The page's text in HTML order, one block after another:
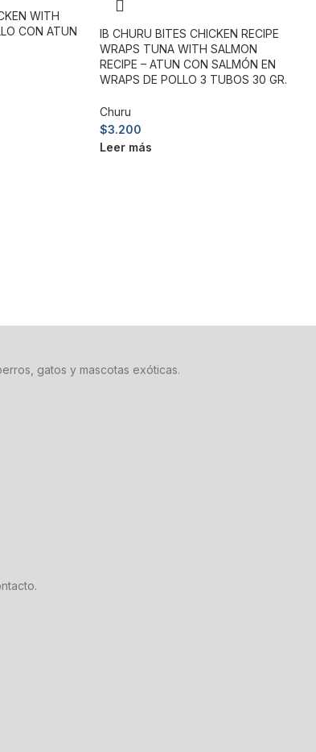
WITH
CON ATUN
IB CHURU BITES CHICKEN RECIPE
WRAPS TUNA WITH SALMON
RECIPE – ATUN CON SALMÓN EN
WRAPS DE POLLO 3 TUBOS 30 GR.
Churu
$3.200
Leer más
gatos y mascotas exóticas.